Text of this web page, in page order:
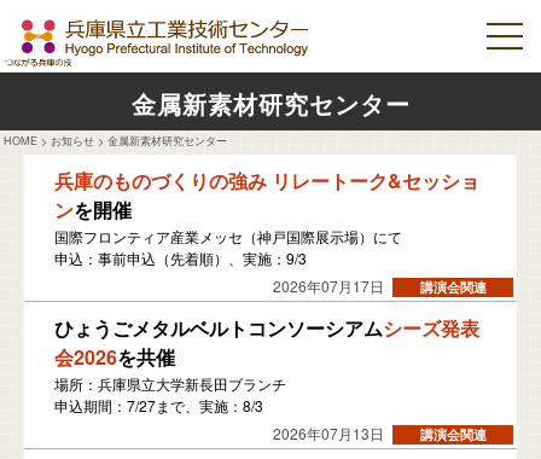
金属新素材研究センター
HOME > お知らせ > 金属新素材研究センター
2026年07月17日
兵庫のものづくりの強み リレートーク&セッショ
ンを開催
国際フロンティア産業メッセ（神戸国際展示場）にて
申込：事前申込（先着順）、実施：9/3
2026年07月13日
ひょうごメタルベルトコンソーシアムシーズ発表
会2026を共催
場所：兵庫県立大学新長田ブランチ
申込期間：7/27まで、実施：8/3